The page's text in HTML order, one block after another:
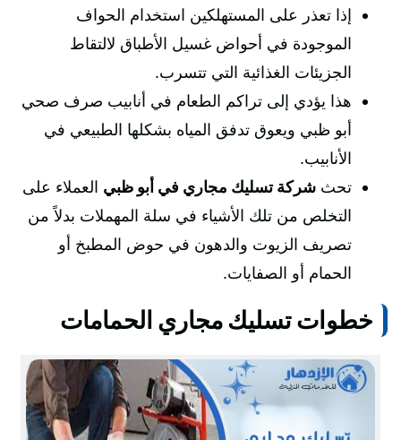
إذا تعذر على المستهلكين استخدام الحواف
الموجودة في أحواض غسيل الأطباق لالتقاط
الجزيئات الغذائية التي تتسرب.
هذا يؤدي إلى تراكم الطعام في أنابيب صرف صحي
أبو ظبي ويعوق تدفق المياه بشكلها الطبيعي في
الأنابيب.
تحث شركة تسليك مجاري في أبو ظبي العملاء على
التخلص من تلك الأشياء في سلة المهملات بدلاً من
تصريف الزيوت والدهون في حوض المطبخ أو
الحمام أو الصفايات.
خطوات تسليك مجاري الحمامات